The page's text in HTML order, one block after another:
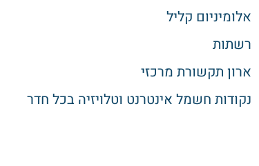
אלומיניום קליל
רשתות
ארון תקשורת מרכזי
נקודות חשמל אינטרנט וטלויזיה בכל חדר